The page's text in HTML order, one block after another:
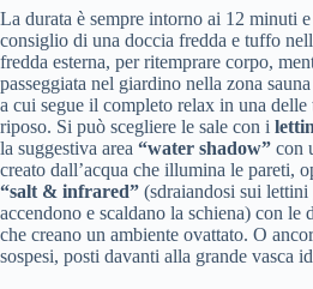
La durata è sempre intorno ai 12 minuti
consiglio di una doccia fredda e tuffo
fredda esterna, per ritemprare corpo,
passeggiata nel giardino nella zona
a cui segue il completo relax in una delle
riposo. Si può scegliere le sale con i
la suggestiva area “water shadow” con
creato dall’acqua che illumina le pareti,
“salt & infrared” (sdraiandosi sui
accendono e scaldano la schiena) con le
che creano un ambiente ovattato. O
sospesi, posti davanti alla grande vasca